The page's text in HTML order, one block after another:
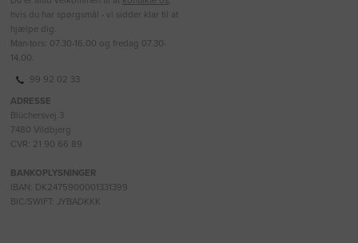
hvis du har spørgsmål - vi sidder klar til at
hjælpe dig.
Man-tors: 07.30-16.00 og fredag 07.30-
14.00.
99 92 02 33
ADRESSE
Blüchersvej 3
7480 Vildbjerg
CVR: 21 90 66 89
BANKOPLYSNINGER
IBAN: DK2475900001331399
BIC/SWIFT: JYBADKKK